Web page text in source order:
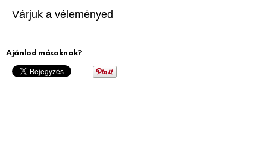
Várjuk a véleményed
Ajánlod másoknak?